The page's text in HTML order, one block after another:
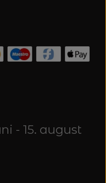
- 15. august